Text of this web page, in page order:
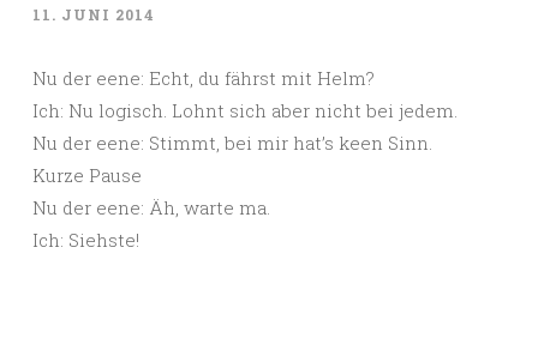
11. JUNI 2014
Nu der eene: Echt, du fährst mit Helm?
Ich: Nu logisch. Lohnt sich aber nicht bei jedem.
Nu der eene: Stimmt, bei mir hat’s keen Sinn.
Kurze Pause
Nu der eene: Äh, warte ma.
Ich: Siehste!